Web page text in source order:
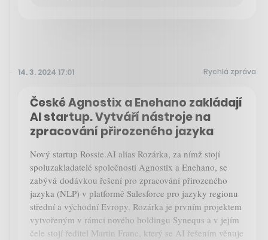
14. 3. 2024 17:01 Rychlá zpráva
České Agnostix a Enehano zakládají
AI startup. Vytváří nástroje na
zpracování přirozeného jazyka
Nový startup Rossie.AI alias Rozárka, za nímž stojí
spoluzakladatelé společností Agnostix a Enehano, se
zabývá dodávkou řešení pro zpracování přirozeného
jazyka (NLP) v platformě Salesforce pro jazyky regionu
střední a východní Evropy. Rozárka je prvním projektem
vytvořeným v rámci nového holdingu Synequs a v jejím
čele stojí ředitel Martin Franc, který se AI řešením věnuje